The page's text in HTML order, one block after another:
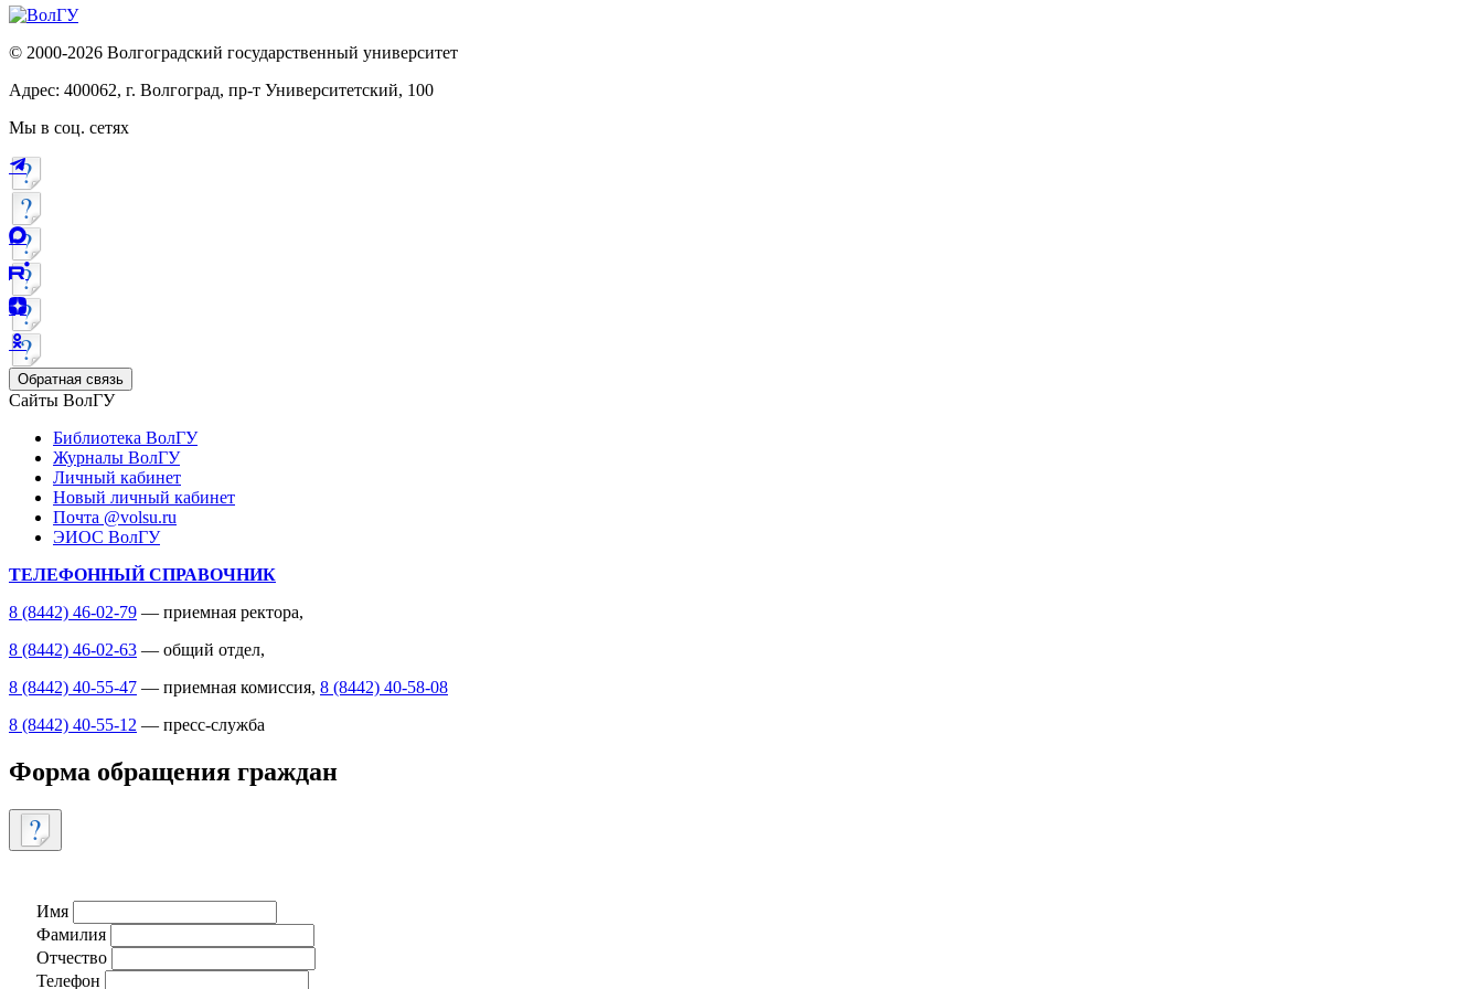
© 2000-2026 Волгоградский государственный университет
Адрес: 400062, г. Волгоград, пр-т Университетский, 100
Мы в соц. сетях
Обратная связь
Сайты ВолГУ
Библиотека ВолГУ
Журналы ВолГУ
Личный кабинет
Новый личный кабинет
Почта @volsu.ru
ЭИОС ВолГУ
ТЕЛЕФОННЫЙ СПРАВОЧНИК
8 (8442) 46-02-79 — приемная ректора,
8 (8442) 46-02-63 — общий отдел,
8 (8442) 40-55-47 — приемная комиссия, 8 (8442) 40-58-08
8 (8442) 40-55-12 — пресс-служба
Форма обращения граждан
Имя
Фамилия
Отчество
Телефон